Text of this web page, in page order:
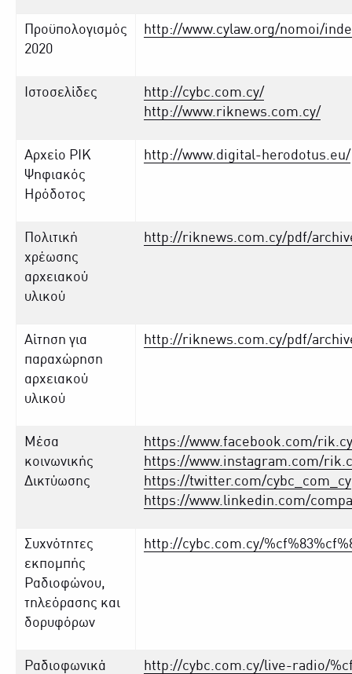
Προϋπολογισμός
2020
http://www.cylaw.org/nomoi/
Ιστοσελίδες
http://cybc.com.cy/
http://www.riknews.com.cy/
Αρχείο ΡΙΚ
Ψηφιακός
Ηρόδοτος
http://www.digital-herodotus.eu/
Πολιτική
χρέωσης
αρχειακού
υλικού
http://riknews.com.cy/pdf/
Αίτηση για
παραχώρηση
αρχειακού
υλικού
http://riknews.com.cy/pdf/
Μέσα
κοινωνικής
Δικτύωσης
https://www.facebook.com/
https://www.instagram.com/
https://twitter.com/cybc_com_cy
https://www.linkedin.com/
Συχνότητες
εκπομπής
Ραδιοφώνου,
τηλεόρασης και
δορυφόρων
http://cybc.com.cy/
Ραδιοφωνικά
http://cybc.com.cy/live-radio/